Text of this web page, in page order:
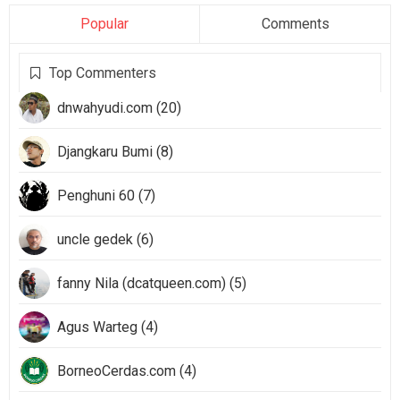
Popular Comments
Top Commenters
dnwahyudi.com (20)
Djangkaru Bumi (8)
Penghuni 60 (7)
uncle gedek (6)
fanny Nila (dcatqueen.com) (5)
Agus Warteg (4)
BorneoCerdas.com (4)